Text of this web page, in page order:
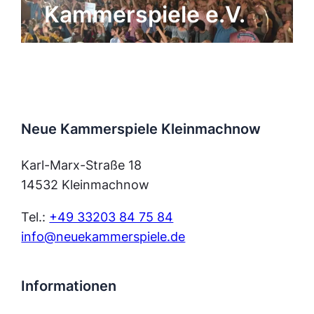
Kammerspiele e.V.
Neue Kammerspiele Kleinmachnow
Karl-Marx-Straße 18
14532 Kleinmachnow
Tel.: +49 33203 84 75 84
info@neuekammerspiele.de
Informationen